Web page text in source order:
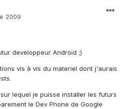
2009
developpeur Android ;)
vis à vis du materiel dont j'aurais
lequel je puisse installer les futurs
le Dev Phone de Google